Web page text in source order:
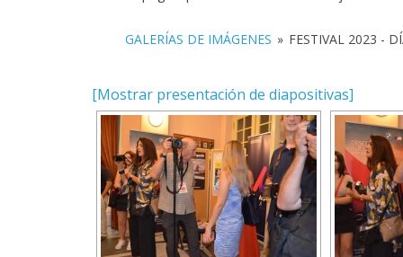
GALERÍAS DE IMÁGENES » FESTIVAL 2023 -
[Mostrar presentación de diapositivas]